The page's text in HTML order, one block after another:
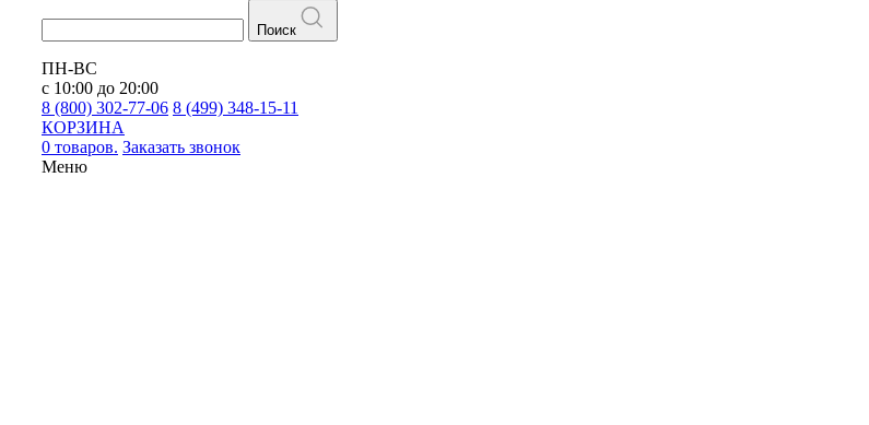
Поиск
ПН-ВС
с 10:00 до 20:00
8 (800) 302-77-06 8 (499) 348-15-11
КОРЗИНА
0 товаров. Заказать звонок
Меню